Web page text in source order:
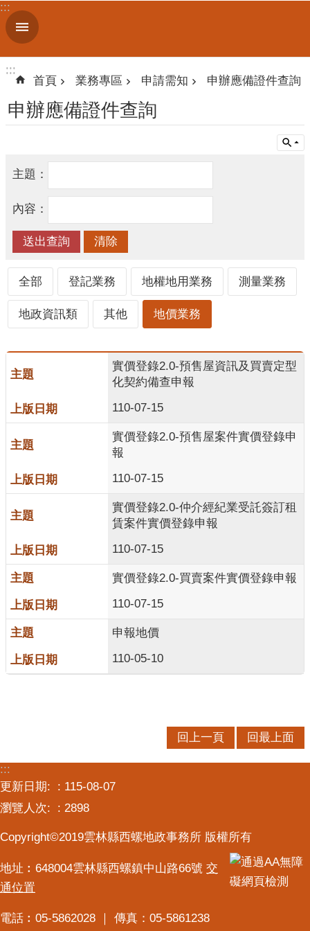
跳到主要內容區塊
進
階
尋
我
訊
息
公
告
線
上
服
便
民
服
務
公
資
訊
業
專
區
意
交
流
:::
:::
:::
首頁 業務專區 申請需知 申辦應備證件查詢
申辦應備證件查詢
主題：
內容：
全部 登記業務 地權地用業務 測量業務
地政資訊類 其他 地價業務
實價登錄2.0-預售屋資訊及買賣定型
化契約備查申報
110-07-15
實價登錄2.0-預售屋案件實價登錄申
報
110-07-15
實價登錄2.0-仲介經紀業受託簽訂租
賃案件實價登錄申報
110-07-15
實價登錄2.0-買賣案件實價登錄申報
110-07-15
申報地價
110-05-10
回上一頁 回最上面
:::
更新日期:
115-08-07
瀏覽人次:
2898
Copyright©2019雲林縣西螺地政事務所 版權所有
地址︰648004雲林縣西螺鎮中山路66號 交
通位置
電話︰05-5862028 ｜ 傳真：05-5861238